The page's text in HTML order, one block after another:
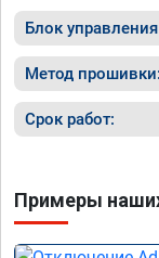
Блок
Метод прошивки:
Срок работ:
Примеры